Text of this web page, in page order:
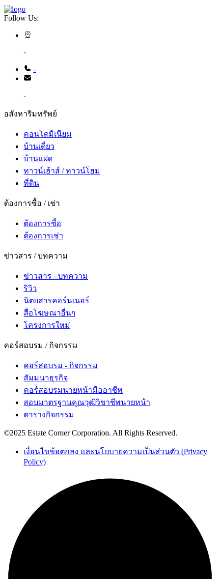
Follow Us:
-
-
-
อสังหาริมทรัพย์
คอนโดมิเนียม
บ้านเดี่ยว
บ้านแฝด
ทาวน์เฮ้าส์ / ทาวน์โฮม
ที่ดิน
ต้องการซื้อ / เช่า
ต้องการซื้อ
ต้องการเช่า
ข่าวสาร / บทความ
ข่าวสาร - บทความ
ริวิว
นิตยสารคอร์นเนอร์
สื่อโฆษณาอื่นๆ
โครงการใหม่
คอร์สอบรม / กิจกรรม
คอร์สอบรม - กิจกรรม
สัมมนาธุรกิจ
คอร์สอบรมนายหน้ามืออาชีพ
สอบมาตรฐานคุณวุฒิวิชาชีพนายหน้า
ตารางกิจกรรม
©2025 Estate Corner Corporation. All Rights Reserved.
เงื่อนไขข้อตกลง และนโยบายความเป็นส่วนตัว (Privacy
Policy)